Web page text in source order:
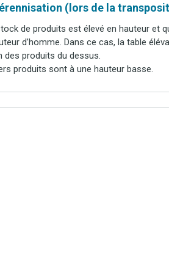
(lors de la
de produits est élevé en hauteur et
d’homme. Dans ce cas, la table
produits du dessus.
produits sont à une hauteur basse.